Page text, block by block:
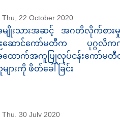
Thu, 22 October 2020
ျိုးသားအဆင့် အဂတိလိုက်စားမှု
ဆောင်ကော်မတီက ပုဂ္ဂလိက
ောက်အကူပြုလုပ်ငန်းကော်မတီတွင်
ျားကို ဖိတ်ခေါ်ခြင်း
Thu, 30 July 2020